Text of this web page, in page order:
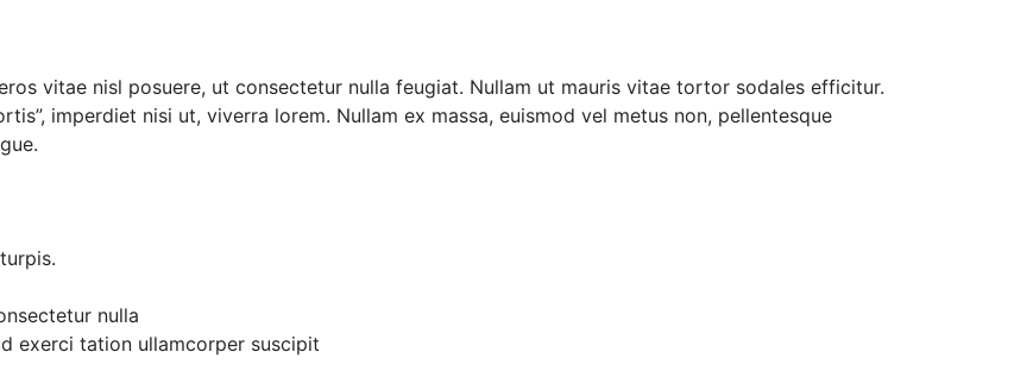
vitae nisl posuere, ut consectetur nulla feugiat. Nullam ut mauris vitae tortor sodales efficitur.
imperdiet nisi ut, viverra lorem. Nullam ex massa, euismod vel metus non, pellentesque
nulla
exerci tation ullamcorper suscipit